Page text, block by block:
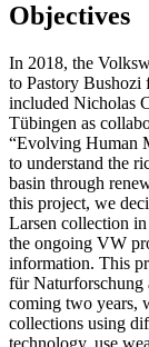
Objectives
In 2018, the
to Pastory Bushozi
included Nicholas
Tübingen as
“Evolving Human
to understand the
basin through
this project, we
Larsen collection
the ongoing VW
information. This
für Naturforschung
coming two years,
collections using